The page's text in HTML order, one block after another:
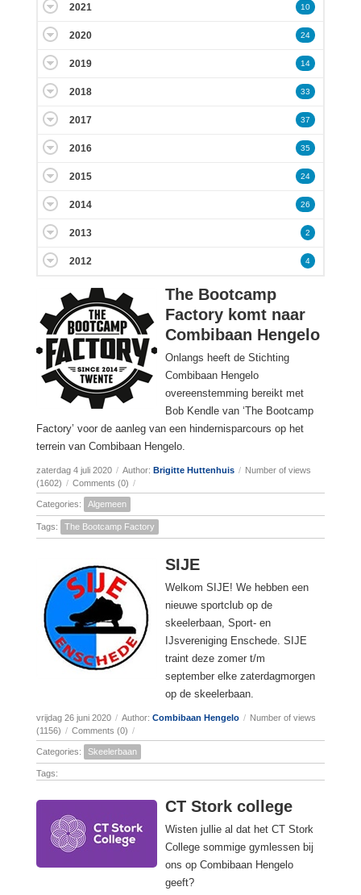
The Bootcamp
Factory komt naar
Combibaan Hengelo
Onlangs heeft de Stichting
Combibaan Hengelo
overeenstemming bereikt met
Bob Kendle van ‘The Bootcamp
Factory’ voor de aanleg van een hindernisparcours op het
terrein van Combibaan Hengelo.
zaterdag 4 juli 2020 / Author: Brigitte Huttenhuis / Number of views
(1602) / Comments (0) /
Categories: Algemeen
Tags: The Bootcamp Factory
SIJE
Welkom SIJE! We hebben een
nieuwe sportclub op de
skeelerbaan, Sport- en
IJsvereniging Enschede. SIJE
traint deze zomer t/m
september elke zaterdagmorgen
op de skeelerbaan.
vrijdag 26 juni 2020 / Author: Combibaan Hengelo / Number of views
(1156) / Comments (0) /
Categories: Skeelerbaan
Tags:
CT Stork college
Wisten jullie al dat het CT Stork
College sommige gymlessen bij
ons op Combibaan Hengelo
geeft?
2021 10
2020 24
2019 14
2018 33
2017 37
2016 35
2015 24
2014 26
2013 2
2012 4